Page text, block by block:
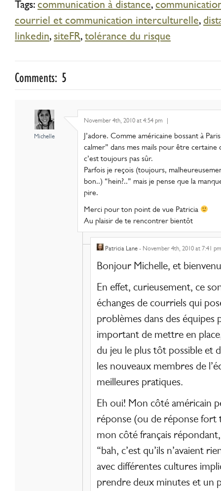
Tags: communication à distance,
courriel et communication interculturelle,
linkedin, siteFR,tolérance du risque
Comments: 5
Michelle
November 4th, 2010 at 4:54 pm |
J’adore. Comme américaine bossant à
calmer” dans mes mails pour être certaine
c’est toujours pas sûr.
Parfois je reçois (toujours,
bon..) “hein?..” mais je pense que la
pire.
Merci pour ton point de vue Patricia
Au plaisir de te rencontrer bientôt
Patricia Lane - November 4th, 2010 at 7:41
Bonjour Michelle, et
En effet, curieusement, ce
échanges de courriels qui
problèmes dans des équipes
important de mettre en
du jeu le plus tôt possible et
les nouveaux membres de
meilleures pratiques.
Eh oui! Mon côté américain
réponse (ou de réponse
mon côté français
“bah, c’est qu’ils n’avaient
avec différentes cultures
prendre deux minutes et un